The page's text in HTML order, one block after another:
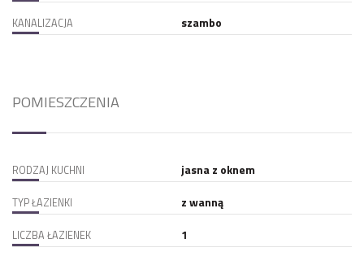
KANALIZACJA szambo
POMIESZCZENIA
RODZAJ KUCHNI jasna z oknem
TYP ŁAZIENKI z wanną
LICZBA ŁAZIENEK 1